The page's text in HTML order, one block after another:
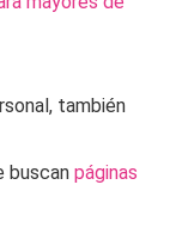
también
buscan páginas